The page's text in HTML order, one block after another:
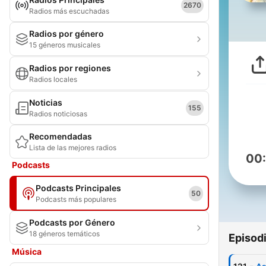
Radios más escuchadas
2670
Radios por género
15 géneros musicales
Radios por regiones
Radios locales
Noticias
Radios noticiosas
155
Recomendadas
Lista de las mejores radios
Podcasts
Podcasts Principales
Podcasts más populares
50
Podcasts por Género
18 géneros temáticos
Música